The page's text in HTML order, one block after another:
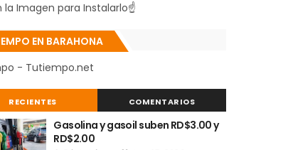
la Imagen para Instalarlo☝
EN BARAHONA
- Tutiempo.net
RECIENTES COMENTARIOS
Gasolina y gasoil suben RD$3.00 y
RD$2.00